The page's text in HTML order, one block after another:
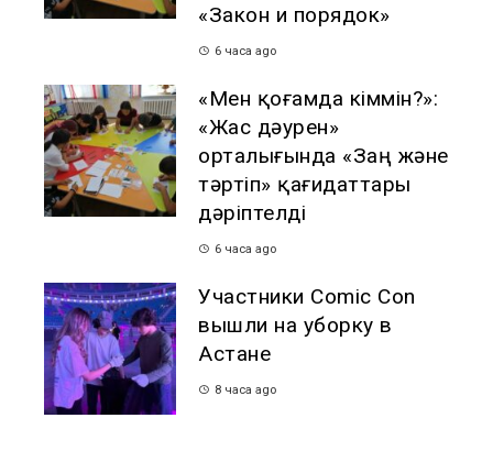
«Закон и порядок»
6 часа ago
«Мен қоғамда кіммін?»:
«Жас дәурен»
орталығында «Заң және
тәртіп» қағидаттары
дәріптелді
6 часа ago
Участники Comic Con
вышли на уборку в
Астане
8 часа ago